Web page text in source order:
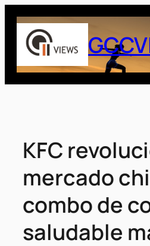
Saltar
contenido
KFC
mercado
combo de
saludable